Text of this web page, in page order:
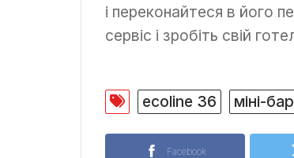
і переконайтеся в його
сервіс і зробіть свій
ecoline 36 міні-бар
Facebook